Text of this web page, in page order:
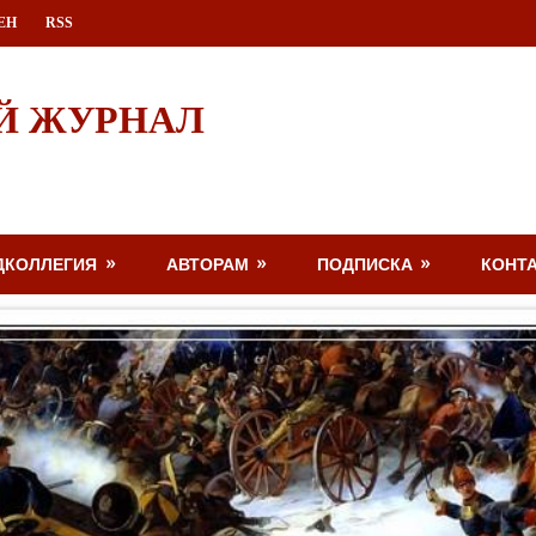
RSS
ЖУРНАЛ
АВТОРАМ ПОДПИСКА